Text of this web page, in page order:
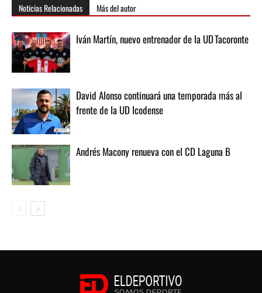
Noticias Relacionadas Más del autor
Iván Martín, nuevo entrenador de la UD Tacoronte
David Alonso continuará una temporada más al
frente de la UD Icodense
Andrés Macony renueva con el CD Laguna B